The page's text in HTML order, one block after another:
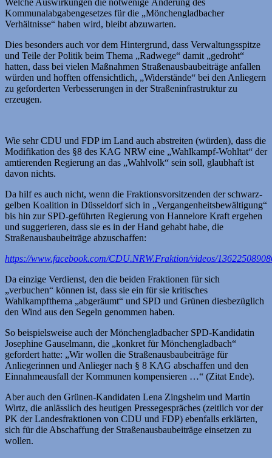
Welche Auswirkungen die notwenige Änderung des
Kommunalabgabengesetzes für die „Mönchengladbacher
Verhältnisse“ haben wird, bleibt abzuwarten.
Dies besonders auch vor dem Hintergrund, dass Verwaltungsspitze
und Teile der Politik beim Thema „Radwege“ damit „gedroht“
hatten, dass bei vielen Maßnahmen Straßenausbaubeiträge anfallen
würden und hofften offensichtlich, „Widerstände“ bei den Anliegern
zu geforderten Verbesserungen in der Straßeninfrastruktur zu
erzeugen.
Wie sehr CDU und FDP im Land auch abstreiten (würden), dass die
Modifikation des §8 des KAG NRW eine „Wahlkampf-Wohltat“ der
amtierenden Regierung an das „Wahlvolk“ sein soll, glaubhaft ist
davon nichts.
Da hilf es auch nicht, wenn die Fraktionsvorsitzenden der schwarz-
gelben Koalition in Düsseldorf sich in „Vergangenheitsbewältigung“
bis hin zur SPD-geführten Regierung von Hannelore Kraft ergehen
und suggerieren, dass sie es in der Hand gehabt habe, die
Straßenausbaubeiträge abzuschaffen:
https://www.facebook.com/CDU.NRW.Fraktion/videos/
Da einzige Verdienst, den die beiden Fraktionen für sich
„verbuchen“ können ist, dass sie ein für sie kritisches
Wahlkampfthema „abgeräumt“ und SPD und Grünen diesbezüglich
den Wind aus den Segeln genommen haben.
So beispielsweise auch der Mönchengladbacher SPD-Kandidatin
Josephine Gauselmann, die „konkret für Mönchengladbach“
gefordert hatte: „Wir wollen die Straßenausbaubeiträge für
Anliegerinnen und Anlieger nach § 8 KAG abschaffen und den
Einnahmeausfall der Kommunen kompensieren …“ (Zitat Ende).
Aber auch den Grünen-Kandidaten Lena Zingsheim und Martin
Wirtz, die anlässlich des heutigen Pressegespräches (zeitlich vor der
PK der Landesfraktionen von CDU und FDP) ebenfalls erklärten,
sich für die Abschaffung der Straßenausbaubeiträge einsetzen zu
wollen.